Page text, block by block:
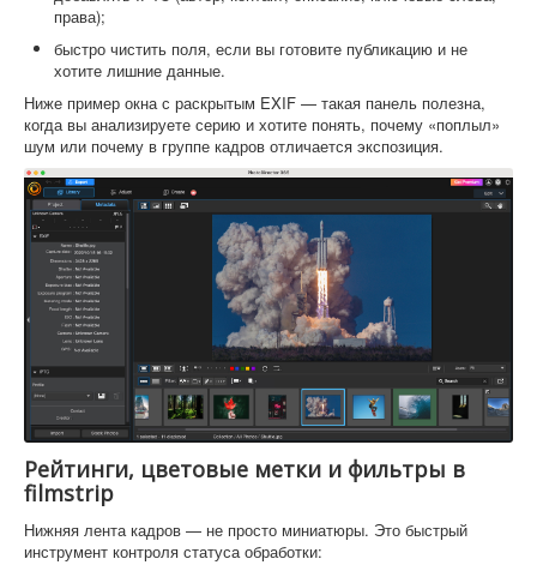
права);
быстро чистить поля, если вы готовите публикацию и не
хотите лишние данные.
Ниже пример окна с раскрытым EXIF — такая панель полезна,
когда вы анализируете серию и хотите понять, почему «поплыл»
шум или почему в группе кадров отличается экспозиция.
Рейтинги, цветовые метки и фильтры в
filmstrip
Нижняя лента кадров — не просто миниатюры. Это быстрый
инструмент контроля статуса обработки: